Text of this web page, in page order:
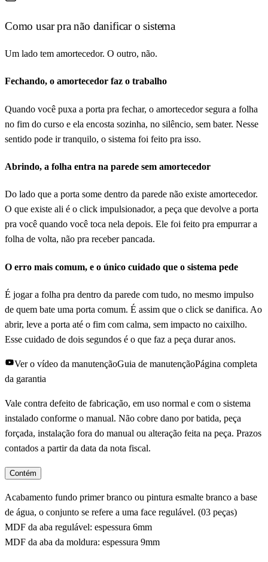
Como usar pra não danificar o sistema
Um lado tem amortecedor. O outro, não.
Fechando, o amortecedor faz o trabalho
Quando você puxa a porta pra fechar, o amortecedor segura a folha
no fim do curso e ela encosta sozinha, no silêncio, sem bater. Nesse
sentido pode ir tranquilo, o sistema foi feito pra isso.
Abrindo, a folha entra na parede sem amortecedor
Do lado que a porta some dentro da parede não existe amortecedor.
O que existe ali é o click impulsionador, a peça que devolve a porta
pra você quando você toca nela depois. Ele foi feito pra empurrar a
folha de volta, não pra receber pancada.
O erro mais comum, e o único cuidado que o sistema pede
É jogar a folha pra dentro da parede com tudo, no mesmo impulso
de quem bate uma porta comum. É assim que o click se danifica. Ao
abrir, leve a porta até o fim com calma, sem impacto no caixilho.
Esse cuidado de dois segundos é o que faz a peça durar anos.
Ver o vídeo da manutençãoGuia de manutençãoPágina completa
da garantia
Vale contra defeito de fabricação, em uso normal e com o sistema
instalado conforme o manual. Não cobre dano por batida, peça
forçada, instalação fora do manual ou alteração feita na peça. Prazos
contados a partir da data da nota fiscal.
Contém
Acabamento fundo primer branco ou pintura esmalte branco a base
de água, o conjunto se refere a uma face regulável. (03 peças)
MDF da aba regulável: espessura 6mm
MDF da aba da moldura: espessura 9mm